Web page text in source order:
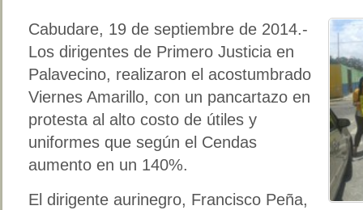
Cabudare, 19 de septiembre de 2014.-
Los dirigentes de Primero Justicia en
Palavecino, realizaron el acostumbrado
Viernes Amarillo, con un pancartazo en
protesta al alto costo de útiles y
uniformes que según el Cendas
aumento en un 140%.
El dirigente aurinegro, Francisco Peña,